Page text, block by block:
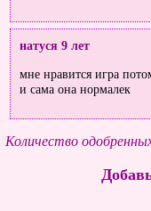
натуся 9 лет
мне нравится игра
и сама она нормалек
Количество